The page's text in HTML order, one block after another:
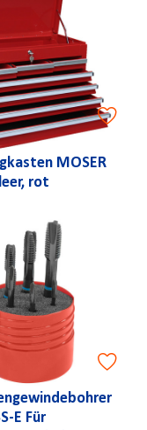
MOSER
rot
E Für